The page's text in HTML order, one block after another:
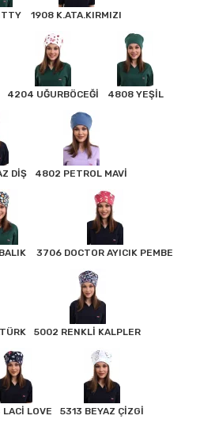
1908 K.ATA.KIRMIZI
4204 UĞURBÖCEĞİ 4808 YEŞİL
DİŞ 4802 PETROL MAVİ
3706 DOCTOR AYICIK PEMBE
5002 RENKLİ KALPLER
LOVE 5313 BEYAZ ÇİZGİ